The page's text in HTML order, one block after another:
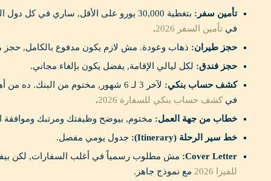
تأمين سفر:
بتغطية 30,000 يورو على الأقل, ساري في
في تأمين السفر 2026
.
حجز طيران: ذهاب وعودة. مش لازم يكون مدفوع بالكامل, حجز
حجز فندق: لكل ليالي الإقامة, يفضل يكون بإلغاء مجاني.
كشف حساب بنكي:
لآخر 3 لـ 6 شهور, مختوم من البنك.
في كشف حساب بنكي للسفارة 2026
.
خطاب من جهة العمل: مختوم, بيوضح وظيفتك ومرتبك وموافقة
خط سير الرحلة (Itinerary):
جدول يومي مفصل.
Cover Letter:
مش مطلوب رسمياً في أغلب السفارات, لكن
للفيزا 2026
مع نموذج جاهز.